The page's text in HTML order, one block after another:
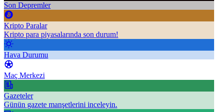
Son Depremler
Kripto Paralar
Kripto para piyasalarında son durum!
Hava Durumu
Maç Merkezi
Gazeteler
Günün gazete manşetlerini inceleyin.